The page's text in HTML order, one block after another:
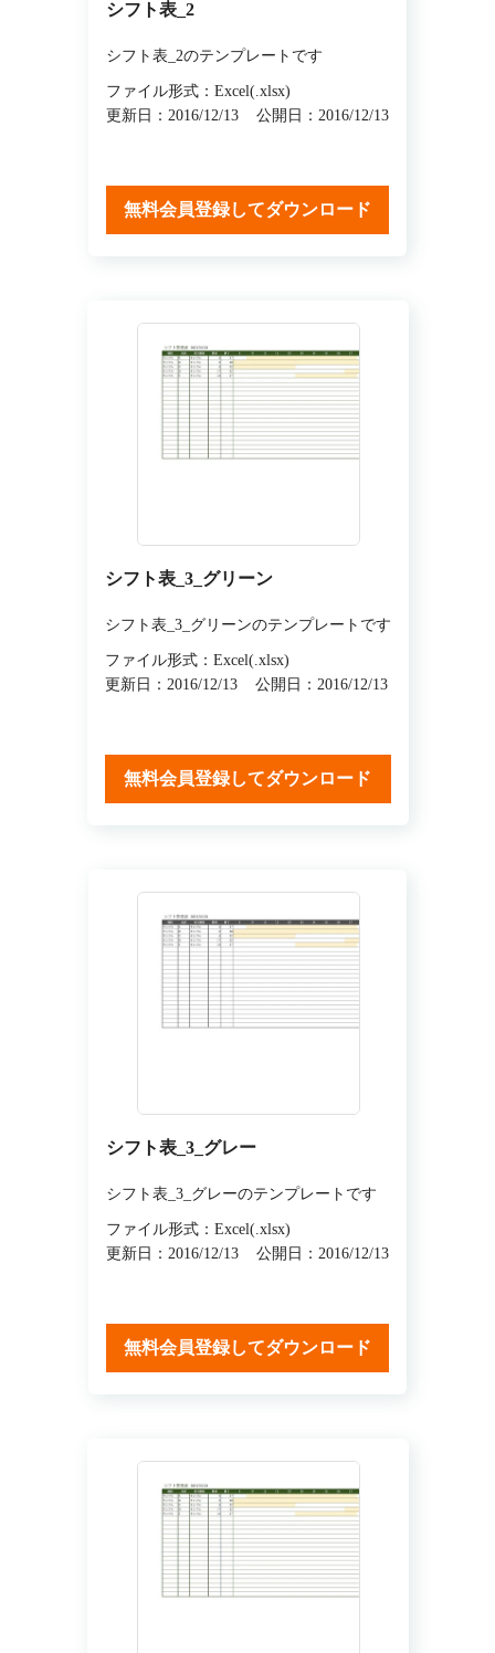
シフト表_2
シフト表_2のテンプレートです
ファイル形式：Excel(.xlsx)
更新日：2016/12/13
公開日：2016/12/13
無料会員登録してダウンロード
シフト表_3_グリーン
シフト表_3_グリーンのテンプレートです
ファイル形式：Excel(.xlsx)
更新日：2016/12/13
公開日：2016/12/13
無料会員登録してダウンロード
シフト表_3_グレー
シフト表_3_グレーのテンプレートです
ファイル形式：Excel(.xlsx)
更新日：2016/12/13
公開日：2016/12/13
無料会員登録してダウンロード